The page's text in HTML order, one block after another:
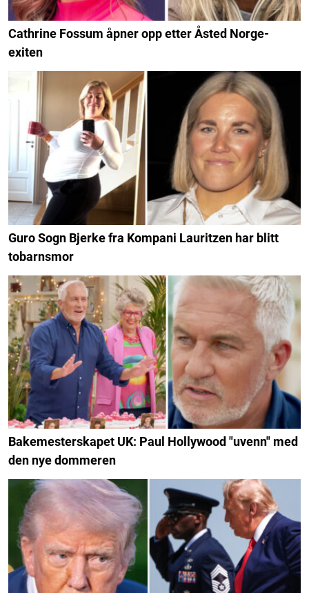
Cathrine Fossum åpner opp etter Åsted Norge-
exiten
Guro Sogn Bjerke fra Kompani Lauritzen har blitt
tobarnsmor
Bakemesterskapet UK: Paul Hollywood "uvenn" med
den nye dommeren